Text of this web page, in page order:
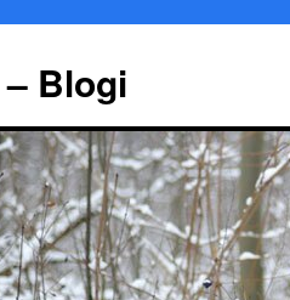
Blogi